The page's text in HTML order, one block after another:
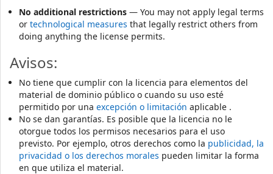
No additional restrictions — You may not apply legal terms
or technological measures that legally restrict others from
doing anything the license permits.
Avisos:
No tiene que cumplir con la licencia para elementos del
material de dominio público o cuando su uso esté
permitido por una excepción o limitación aplicable .
No se dan garantías. Es posible que la licencia no le
otorgue todos los permisos necesarios para el uso
previsto. Por ejemplo, otros derechos como la publicidad, la
privacidad o los derechos morales pueden limitar la forma
en que utiliza el material.